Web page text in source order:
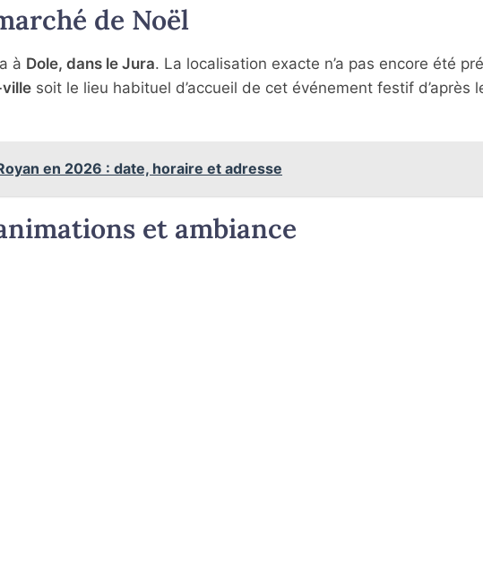
de Noël
à Dole, dans le Jura. La localisation exacte n’a pas encore été
soit le lieu habituel d’accueil de cet événement festif d’après
en 2026 : date, horaire et adresse
et ambiance